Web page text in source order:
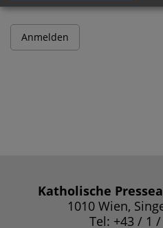
Katholische
1010 Wien,
Tel: +43 / 1